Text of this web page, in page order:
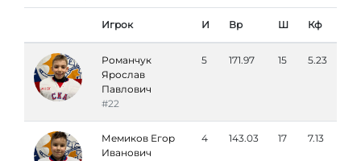
Игрок И Вр Ш Кф
Романчук
Ярослав
Павлович
#22
5 171.97 15 5.23
Мемиков Егор
Иванович
4 143.03 17 7.13